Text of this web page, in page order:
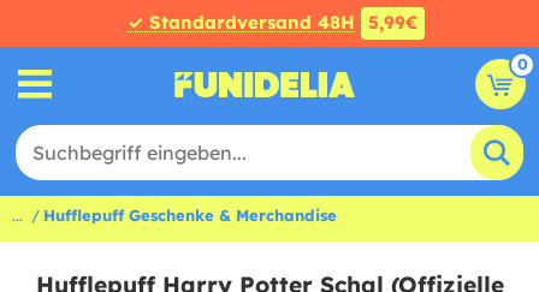
✓ Standardversand 48H 5,99€
0
... Hufflepuff Geschenke & Merchandise
Hufflepuff Harry Potter Schal (Offizielle